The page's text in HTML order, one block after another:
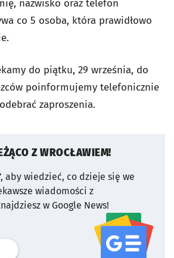
nazwisko oraz telefon
co 5 osoba, która prawidłowo
do piątku, 29 września, do
poinformujemy telefonicznie
zaproszenia.
Z WROCŁAWIEM!
aby wiedzieć, co dzieje się we
wiadomości z
w Google News!
profil serwisu